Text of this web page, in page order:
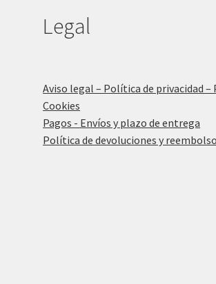
Legal
Aviso legal – Política de privacidad –
Cookies
Pagos - Envíos y plazo de entrega
Política de devoluciones y